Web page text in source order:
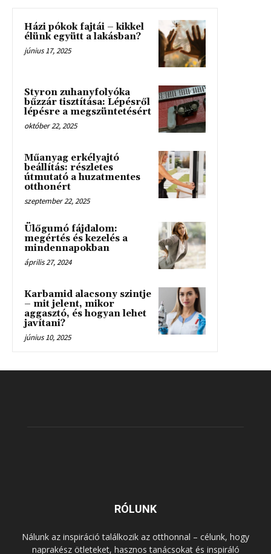
Házi pókok fajtái – kikkel
élünk együtt a lakásban?
június 17, 2025
Styron zuhanyfolyóka
bűzzár tisztítása: Lépésről
lépésre a megszüntetésért
október 22, 2025
Műanyag erkélyajtó
beállítás: részletes
útmutató a huzatmentes
otthonért
szeptember 22, 2025
Ülőgumó fájdalom:
megértés és kezelés a
mindennapokban
április 27, 2024
Karbamid alacsony szintje
– mit jelent, mikor
aggasztó, és hogyan lehet
javítani?
június 10, 2025
RÓLUNK
Nálunk az inspiráció találkozik az otthonnal – célunk, hogy
naprakész ötleteket, hasznos tanácsokat és inspiráló